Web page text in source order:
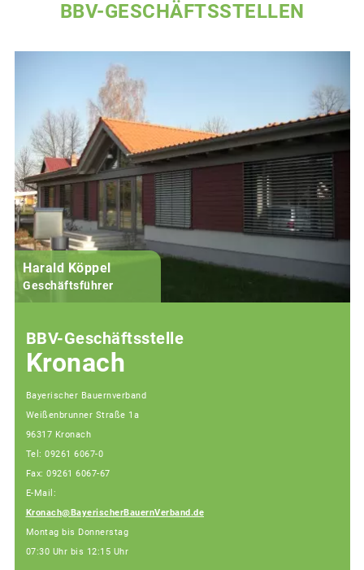
BBV-GESCHÄFTSSTELLEN
Harald Köppel
Geschäftsführer
BBV-Geschäftsstelle
Kronach
Bayerischer Bauernverband
Weißenbrunner Straße 1a
96317 Kronach
Tel: 09261 6067-0
Fax: 09261 6067-67
E-Mail:
Kronach@BayerischerBauernVerband.de
Montag bis Donnerstag
07:30 Uhr bis 12:15 Uhr